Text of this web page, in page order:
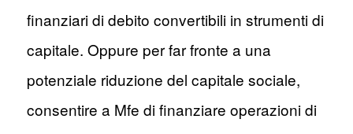
finanziari di debito convertibili in strumenti di
capitale. Oppure per far fronte a una
potenziale riduzione del capitale sociale,
consentire a Mfe di finanziare operazioni di